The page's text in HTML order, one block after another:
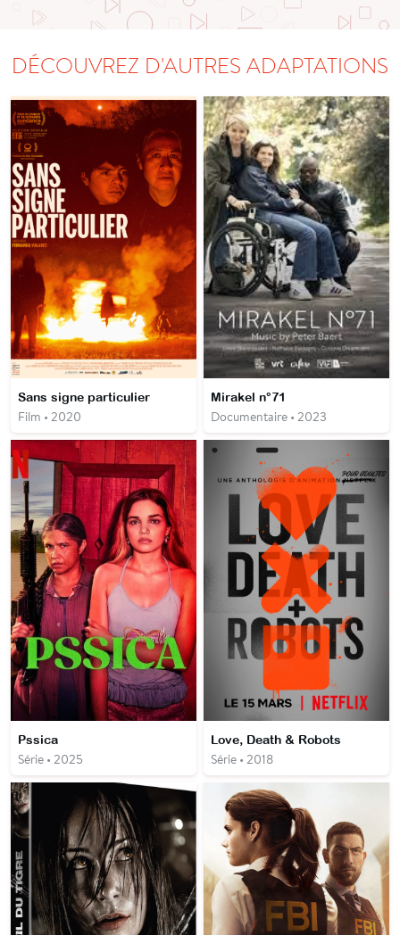
DÉCOUVREZ D'AUTRES ADAPTATIONS
Sans signe particulier
Film • 2020
Mirakel n°71
Documentaire • 2023
Pssica
Série • 2025
Love, Death & Robots
Série • 2018